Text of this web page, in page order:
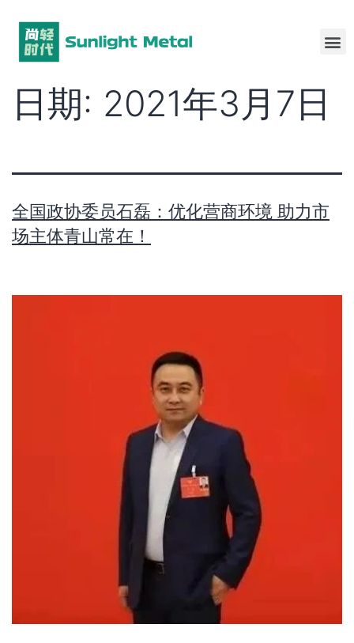
日期: 2021年3月7日
全国政协委员石磊：优化营商环境 助力市
场主体青山常在！